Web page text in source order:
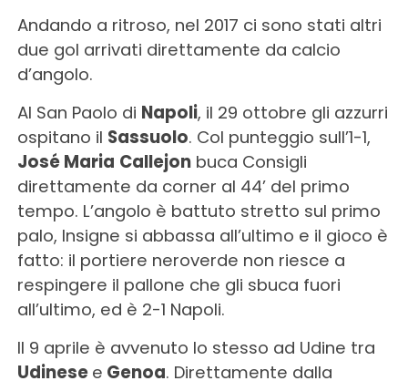
Andando a ritroso, nel 2017 ci sono stati altri
due gol arrivati direttamente da calcio
d’angolo.
Al San Paolo di Napoli, il 29 ottobre gli azzurri
ospitano il Sassuolo. Col punteggio sull’1-1,
José Maria Callejonbuca Consigli
direttamente da corner al 44’ del primo
tempo. L’angolo è battuto stretto sul primo
palo, Insigne si abbassa all’ultimo e il gioco è
fatto: il portiere neroverde non riesce a
respingere il pallone che gli sbuca fuori
all’ultimo, ed è 2-1 Napoli.
Il 9 aprile è avvenuto lo stesso ad Udine tra
Udinese e Genoa. Direttamente dalla